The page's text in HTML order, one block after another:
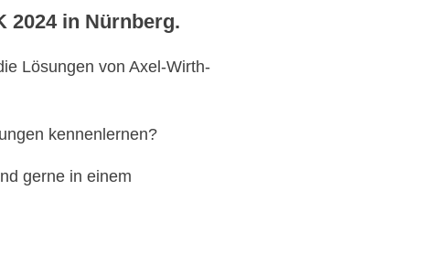
2024 in Nürnberg.
Lösungen von Axel-Wirth-
kennenlernen?
gerne in einem